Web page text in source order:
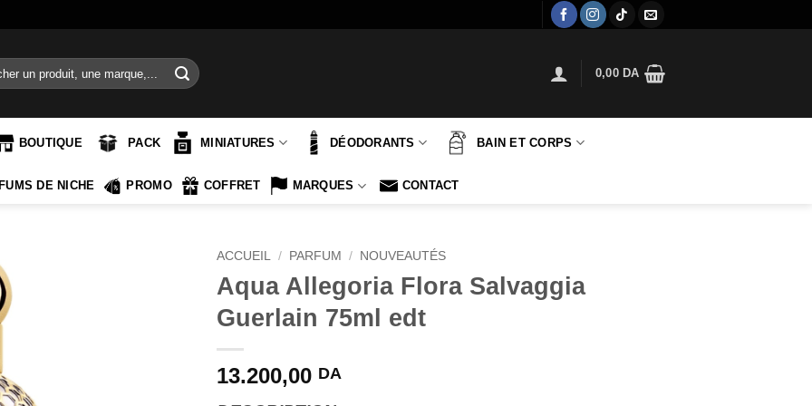
0,00 DA
BOUTIQUE PACK MINIATURES DÉODORANTS BAIN ET CORPS
DE NICHE PROMO COFFRET MARQUES CONTACT
ACCUEIL / PARFUM / NOUVEAUTÉS
Aqua Allegoria Flora Salvaggia
Guerlain 75ml edt
13.200,00 DA